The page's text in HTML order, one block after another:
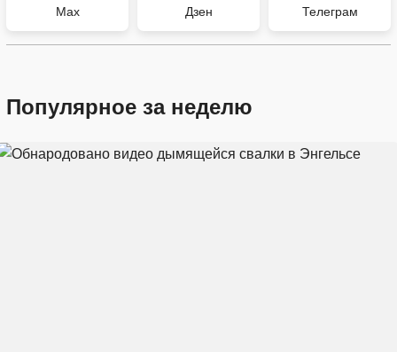
Max Дзен Телеграм
Популярное за неделю